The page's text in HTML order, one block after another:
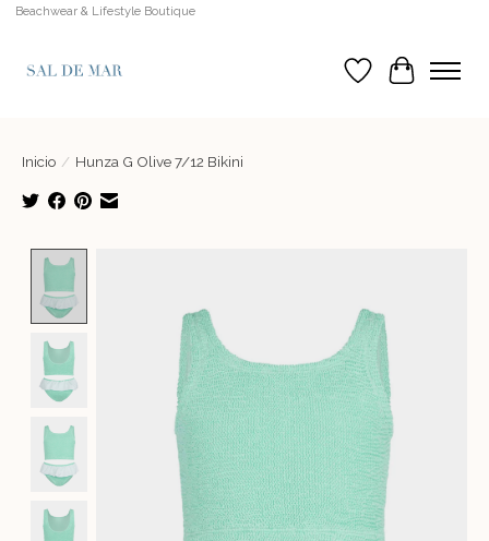
Beachwear & Lifestyle Boutique
Lista de deseos
Cesta
Inicio / Hunza G Olive 7/12 Bikini